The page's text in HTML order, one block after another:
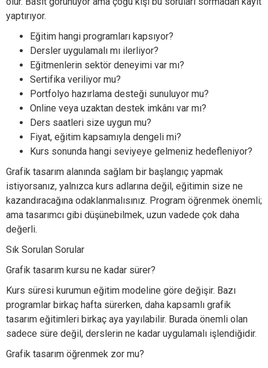
yaptırıyor.
Eğitim hangi programları kapsıyor?
Dersler uygulamalı mı ilerliyor?
Eğitmenlerin sektör deneyimi var mı?
Sertifika veriliyor mu?
Portfolyo hazırlama desteği sunuluyor mu?
Online veya uzaktan destek imkânı var mı?
Ders saatleri size uygun mu?
Fiyat, eğitim kapsamıyla dengeli mi?
Kurs sonunda hangi seviyeye gelmeniz hedefleniyor?
Grafik tasarım alanında sağlam bir başlangıç yapmak
istiyorsanız, yalnızca kurs adlarına değil, eğitimin size ne
kazandıracağına odaklanmalısınız. Program öğrenmek önemli;
ama tasarımcı gibi düşünebilmek, uzun vadede çok daha
değerli.
Sık Sorulan Sorular
Grafik tasarım kursu ne kadar sürer?
Kurs süresi kurumun eğitim modeline göre değişir. Bazı
programlar birkaç hafta sürerken, daha kapsamlı grafik
tasarım eğitimleri birkaç aya yayılabilir. Burada önemli olan
sadece süre değil, derslerin ne kadar uygulamalı işlendiğidir.
Grafik tasarım öğrenmek zor mu?